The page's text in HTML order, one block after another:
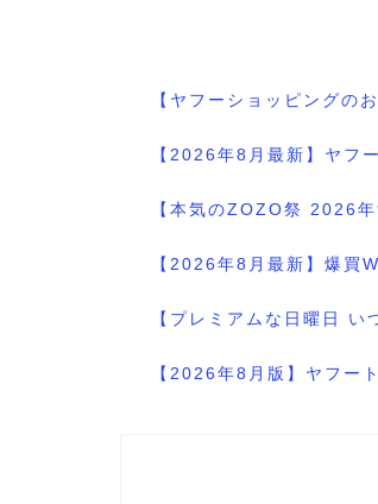
【ヤフーショッピングの
【2026年8月最新】ヤフ
【本気のZOZO祭 2026
【2026年8月最新】爆買
【プレミアムな日曜日
【2026年8月版】ヤフー